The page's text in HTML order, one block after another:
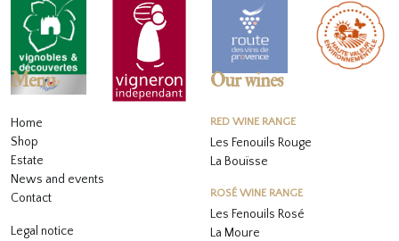
Menu
Home
Shop
Estate
News and events
Contact
Legal notice
Our wines
RED WINE RANGE
Les Fenouils Rouge
La Bouïsse
ROSÉ WINE RANGE
Les Fenouils Rosé
La Moure